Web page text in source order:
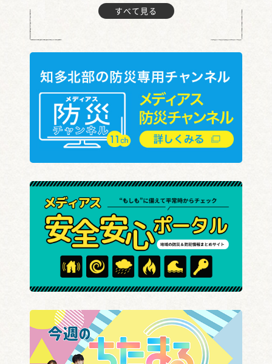
すべて見る